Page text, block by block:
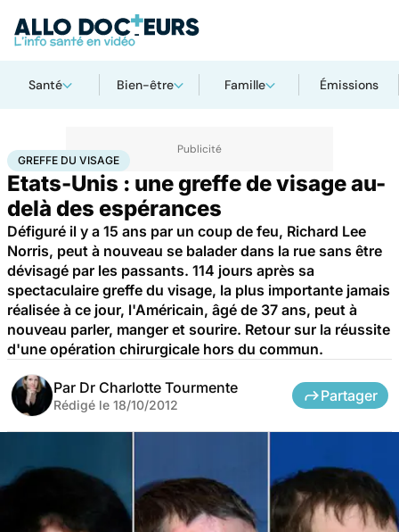
Santé Bien-être Famille Émissions
AccueilSantéGreffe du visage
GREFFE DU VISAGE
Etats-Unis : une greffe de visage au-
delà des espérances
Défiguré il y a 15 ans par un coup de feu, Richard Lee
Norris, peut à nouveau se balader dans la rue sans être
dévisagé par les passants. 114 jours après sa
spectaculaire greffe du visage, la plus importante jamais
réalisée à ce jour, l'Américain, âgé de 37 ans, peut à
nouveau parler, manger et sourire. Retour sur la réussite
d'une opération chirurgicale hors du commun.
Par Dr Charlotte Tourmente
Rédigé le 18/10/2012
Partager